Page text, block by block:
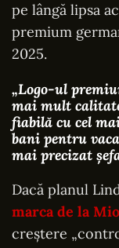
pe lângă lipsa
premium
2025.
„Logo-ul
mai mult
fiabilă cu cel
bani pentru
mai precizat
Dacă planul
marca de la
creștere